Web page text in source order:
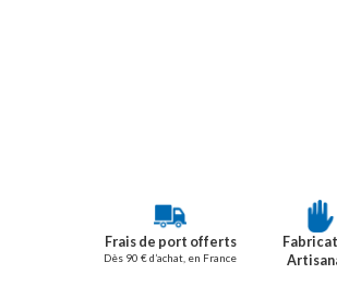
Frais de port offerts
Dès 90 € d’achat, en France